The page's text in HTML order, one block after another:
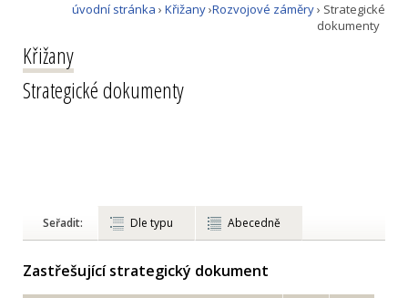
úvodní stránka › Křižany›Rozvojové záměry› Strategické
dokumenty
Křižany
Strategické dokumenty
Seřadit: Dle typu Abecedně
Zastřešující strategický dokument